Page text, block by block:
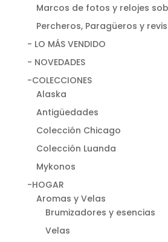
Marcos de fotos y relojes
Percheros, Paragüeros y
- LO MÁS VENDIDO
- NOVEDADES
-COLECCIONES
Alaska
Antigüedades
Colección Chicago
Colección Luanda
Mykonos
-HOGAR
Aromas y Velas
Brumizadores y esencias
Velas